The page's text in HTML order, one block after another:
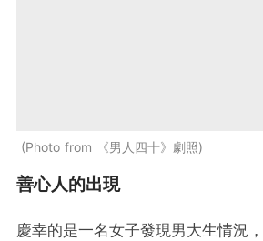
Photo from 《男人四十》劇照
善心人的出現
慶幸的是一名女子發現男大生情況